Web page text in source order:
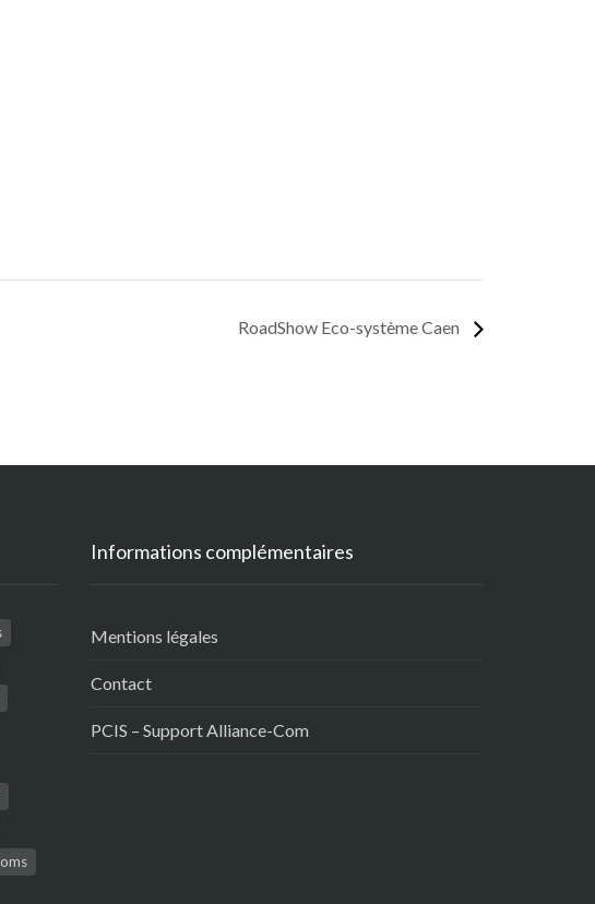
RoadShow Eco-système Caen
Informations complémentaires
Mentions légales
Contact
PCIS – Support Alliance-Com